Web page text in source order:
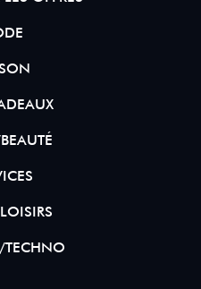
TECHNO